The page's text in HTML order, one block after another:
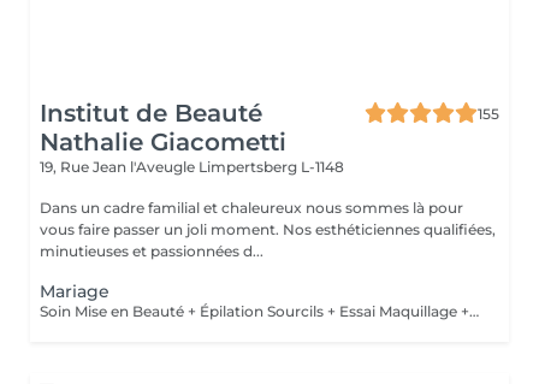
Institut de Beauté
Nathalie Giacometti
155
19, Rue Jean l'Aveugle Limpertsberg L-1148
Dans un cadre familial et chaleureux nous sommes là pour
vous faire passer un joli moment. Nos esthéticiennes qualifiées,
minutieuses et passionnées d...
Mariage
Soin Mise en Beauté + Épilation Sourcils + Essai Maquillage + Maquillage Jour J + Soin des Mains